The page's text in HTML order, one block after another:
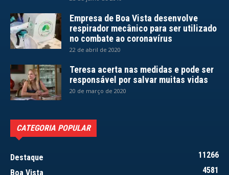
Empresa de Boa Vista desenvolve
respirador mecânico para ser utilizado
no combate ao coronavírus
22 de abril de 2020
Teresa acerta nas medidas e pode ser
responsável por salvar muitas vidas
20 de março de 2020
CATEGORIA POPULAR
Destaque
11266
Boa Vista
4581